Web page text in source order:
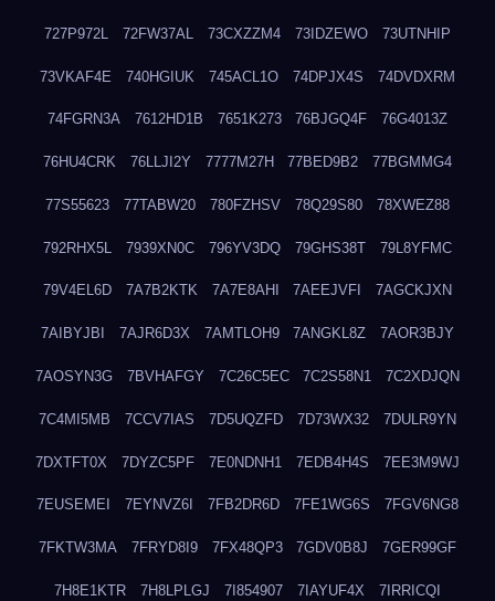
727P972L 72FW37AL 73CXZZM4 73IDZEWO 73UTNHIP
73VKAF4E 740HGIUK 745ACL1O 74DPJX4S 74DVDXRM
74FGRN3A 7612HD1B 7651K273 76BJGQ4F 76G4013Z
76HU4CRK 76LLJI2Y 7777M27H 77BED9B2 77BGMMG4
77S55623 77TABW20 780FZHSV 78Q29S80 78XWEZ88
792RHX5L 7939XN0C 796YV3DQ 79GHS38T 79L8YFMC
79V4EL6D 7A7B2KTK 7A7E8AHI 7AEEJVFI 7AGCKJXN
7AIBYJBI 7AJR6D3X 7AMTLOH9 7ANGKL8Z 7AOR3BJY
7AOSYN3G 7BVHAFGY 7C26C5EC 7C2S58N1 7C2XDJQN
7C4MI5MB 7CCV7IAS 7D5UQZFD 7D73WX32 7DULR9YN
7DXTFT0X 7DYZC5PF 7E0NDNH1 7EDB4H4S 7EE3M9WJ
7EUSEMEI 7EYNVZ6I 7FB2DR6D 7FE1WG6S 7FGV6NG8
7FKTW3MA 7FRYD8I9 7FX48QP3 7GDV0B8J 7GER99GF
7H8E1KTR 7H8LPLGJ 7I854907 7IAYUF4X 7IRRICQI